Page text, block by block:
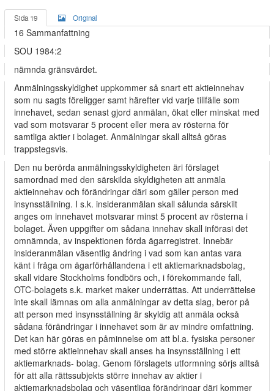
Sida 19 Original
16 Sammanfattning
SOU 1984:2
nämnda gränsvärdet.
Anmälningsskyldighet uppkommer så snart ett aktieinnehav
som nu sagts föreligger samt härefter vid varje tillfälle som
innehavet, sedan senast gjord anmälan, ökat eller minskat med
vad som motsvarar 5 procent eller mera av rösterna för
samtliga aktier i bolaget. Anmälningar skall alltså göras
trappstegsvis.
Den nu berörda anmälningsskyldigheten äri förslaget
samordnad med den särskilda skyldigheten att anmäla
aktieinnehav och förändringar däri som gäller person med
insynsställning. I s.k. insideranmälan skall sålunda särskilt
anges om innehavet motsvarar minst 5 procent av rösterna i
bolaget. Även uppgifter om sådana innehav skall införasi det
omnämnda, av inspektionen förda ägarregistret. Innebär
insideranmälan väsentlig ändring i vad som kan antas vara
känt i fråga om ägarförhållandena i ett aktiemarknadsbolag,
skall vidare Stockholms fondbörs och, i förekommande fall,
OTC-bolagets s.k. market maker underrättas. Att underrättelse
inte skall lämnas om alla anmälningar av detta slag, beror på
att person med insynsställning är skyldig att anmäla också
sådana förändringar i innehavet som är av mindre omfattning.
Det kan här göras en påminnelse om att bl.a. fysiska personer
med större aktieinnehav skall anses ha insynsställning i ett
aktiemarknads- bolag. Genom förslagets utformning sörjs alltså
för att alla rättssubjekts större innehav av aktier i
aktiemarknadsbolag och väsentliga förändringar däri kommer